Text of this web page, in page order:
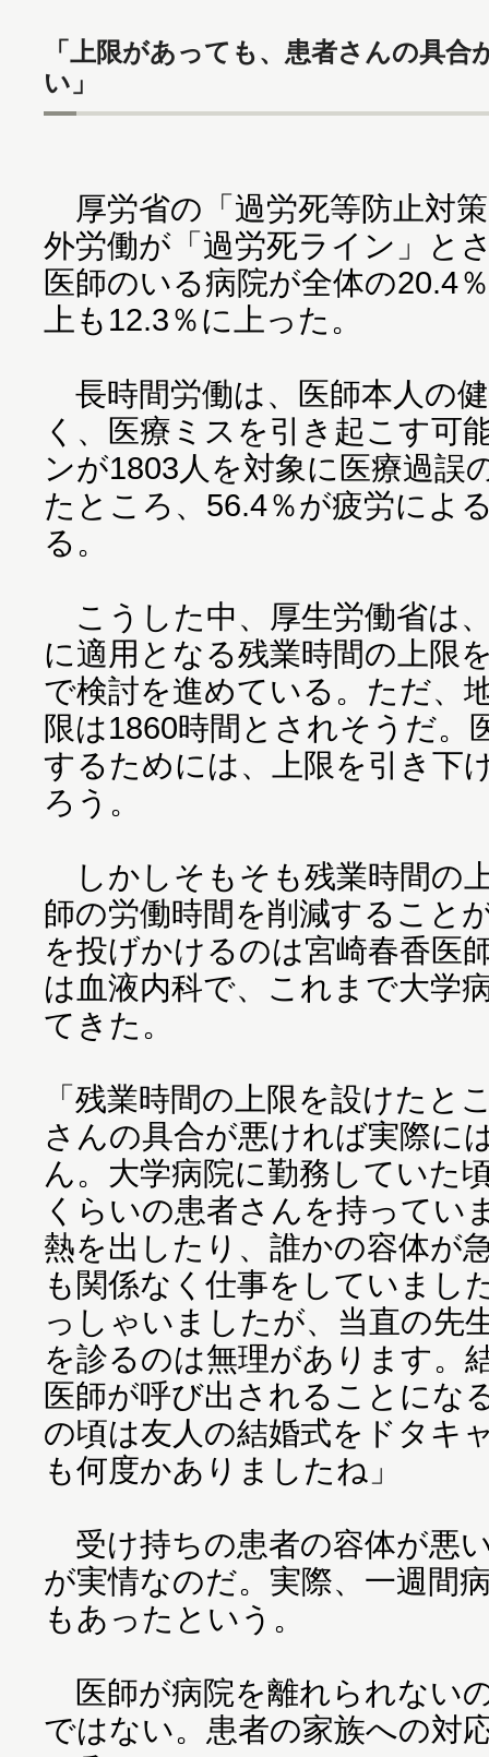
「上限があっても、患者さんの具
い」
厚労省の「過労死等防止対
外労働が「過労死ライン」と
医師のいる病院が全体の20.4
上も12.3％に上った。
長時間労働は、医師本人の
く、医療ミスを引き起こす可
ンが1803人を対象に医療過誤
たところ、56.4％が疲労によ
る。
こうした中、厚生労働省は
に適用となる残業時間の上限
で検討を進めている。ただ、
限は1860時間とされそうだ。
するためには、上限を引き下
ろう。
しかしそもそも残業時間の
師の労働時間を削減すること
を投げかけるのは宮崎春香医
は血液内科で、これまで大学
てきた。
「残業時間の上限を設けたと
さんの具合が悪ければ実際に
ん。大学病院に勤務していた
くらいの患者さんを持ってい
熱を出したり、誰かの容体が
も関係なく仕事をしていまし
っしゃいましたが、当直の先
を診るのは無理があります。
医師が呼び出されることにな
の頃は友人の結婚式をドタキ
も何度かありましたね」
受け持ちの患者の容体が悪
が実情なのだ。実際、一週間
もあったという。
医師が病院を離れられない
ではない。患者の家族への対